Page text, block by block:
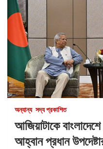
অন্যান্য সদ্য প্রকাশিত
আজিয়াটাকে
আহ্বান প্রধান